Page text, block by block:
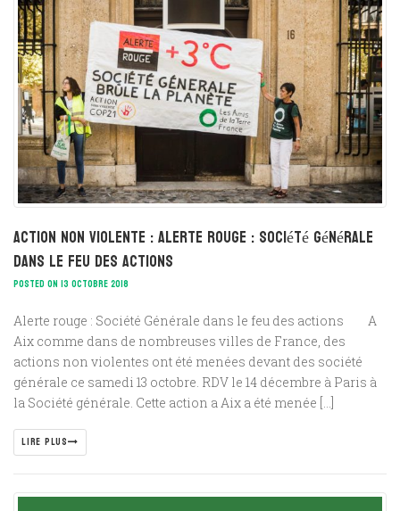
Action non violente : Alerte rouge : Société Générale
dans le feu des actions
POSTED ON 13 OCTOBRE 2018
Alerte rouge : Société Générale dans le feu des actions A
Aix comme dans de nombreuses villes de France, des
actions non violentes ont été menées devant des société
générale ce samedi 13 octobre. RDV le 14 décembre à Paris à
la Société générale. Cette action a Aix a été menée […]
LIRE PLUS